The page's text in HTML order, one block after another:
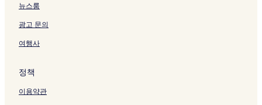
뉴스룸
광고 문의
여행사
정책
이용약관